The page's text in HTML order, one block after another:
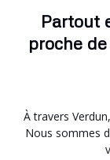
Partout
proche
À travers
Nous sommes